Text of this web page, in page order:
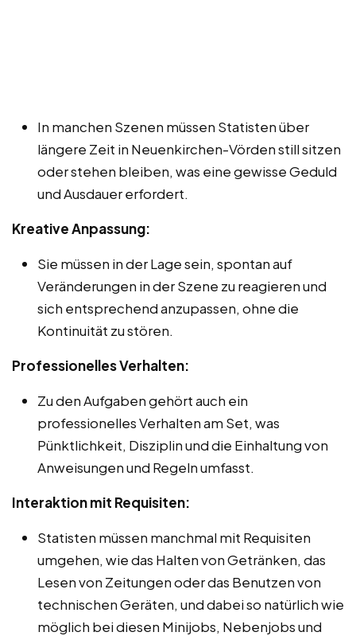
In manchen Szenen müssen Statisten über
längere Zeit in Neuenkirchen-Vörden still sitzen
oder stehen bleiben, was eine gewisse Geduld
und Ausdauer erfordert.
Kreative Anpassung:
Sie müssen in der Lage sein, spontan auf
Veränderungen in der Szene zu reagieren und
sich entsprechend anzupassen, ohne die
Kontinuität zu stören.
Professionelles Verhalten:
Zu den Aufgaben gehört auch ein
professionelles Verhalten am Set, was
Pünktlichkeit, Disziplin und die Einhaltung von
Anweisungen und Regeln umfasst.
Interaktion mit Requisiten:
Statisten müssen manchmal mit Requisiten
umgehen, wie das Halten von Getränken, das
Lesen von Zeitungen oder das Benutzen von
technischen Geräten, und dabei so natürlich wie
möglich bei diesen Minijobs, Nebenjobs und